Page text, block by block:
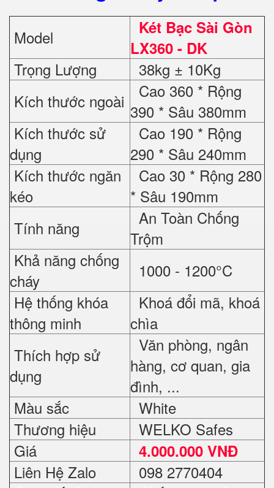
Model
Két Bạc Sài Gòn
LX360 - DK
Trọng Lượng
38kg ± 10Kg
Kích thước ngoài
Cao 360 * Rộng
390 * Sâu 380mm
Kích thước sử
dụng
Cao 190 * Rộng
290 * Sâu 240mm
Kích thước ngăn
kéo
Cao 30 * Rộng 280
* Sâu 190mm
Tính năng
An Toàn Chống
Trộm
Khả năng chống
cháy
1000 - 1200°C
Hệ thống khóa
thông minh
Khoá đổi mã, khoá
chìa
Thích hợp sử
dụng
Văn phòng, ngân
hàng, cơ quan, gia
đình, ...
Màu sắc
White
Thương hiệu
WELKO Safes
Giá
4.000.000 VNĐ
Liên Hệ Zalo
098 2770404